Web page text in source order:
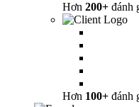
Hơn 200+ đánh
Hơn 100+ đánh